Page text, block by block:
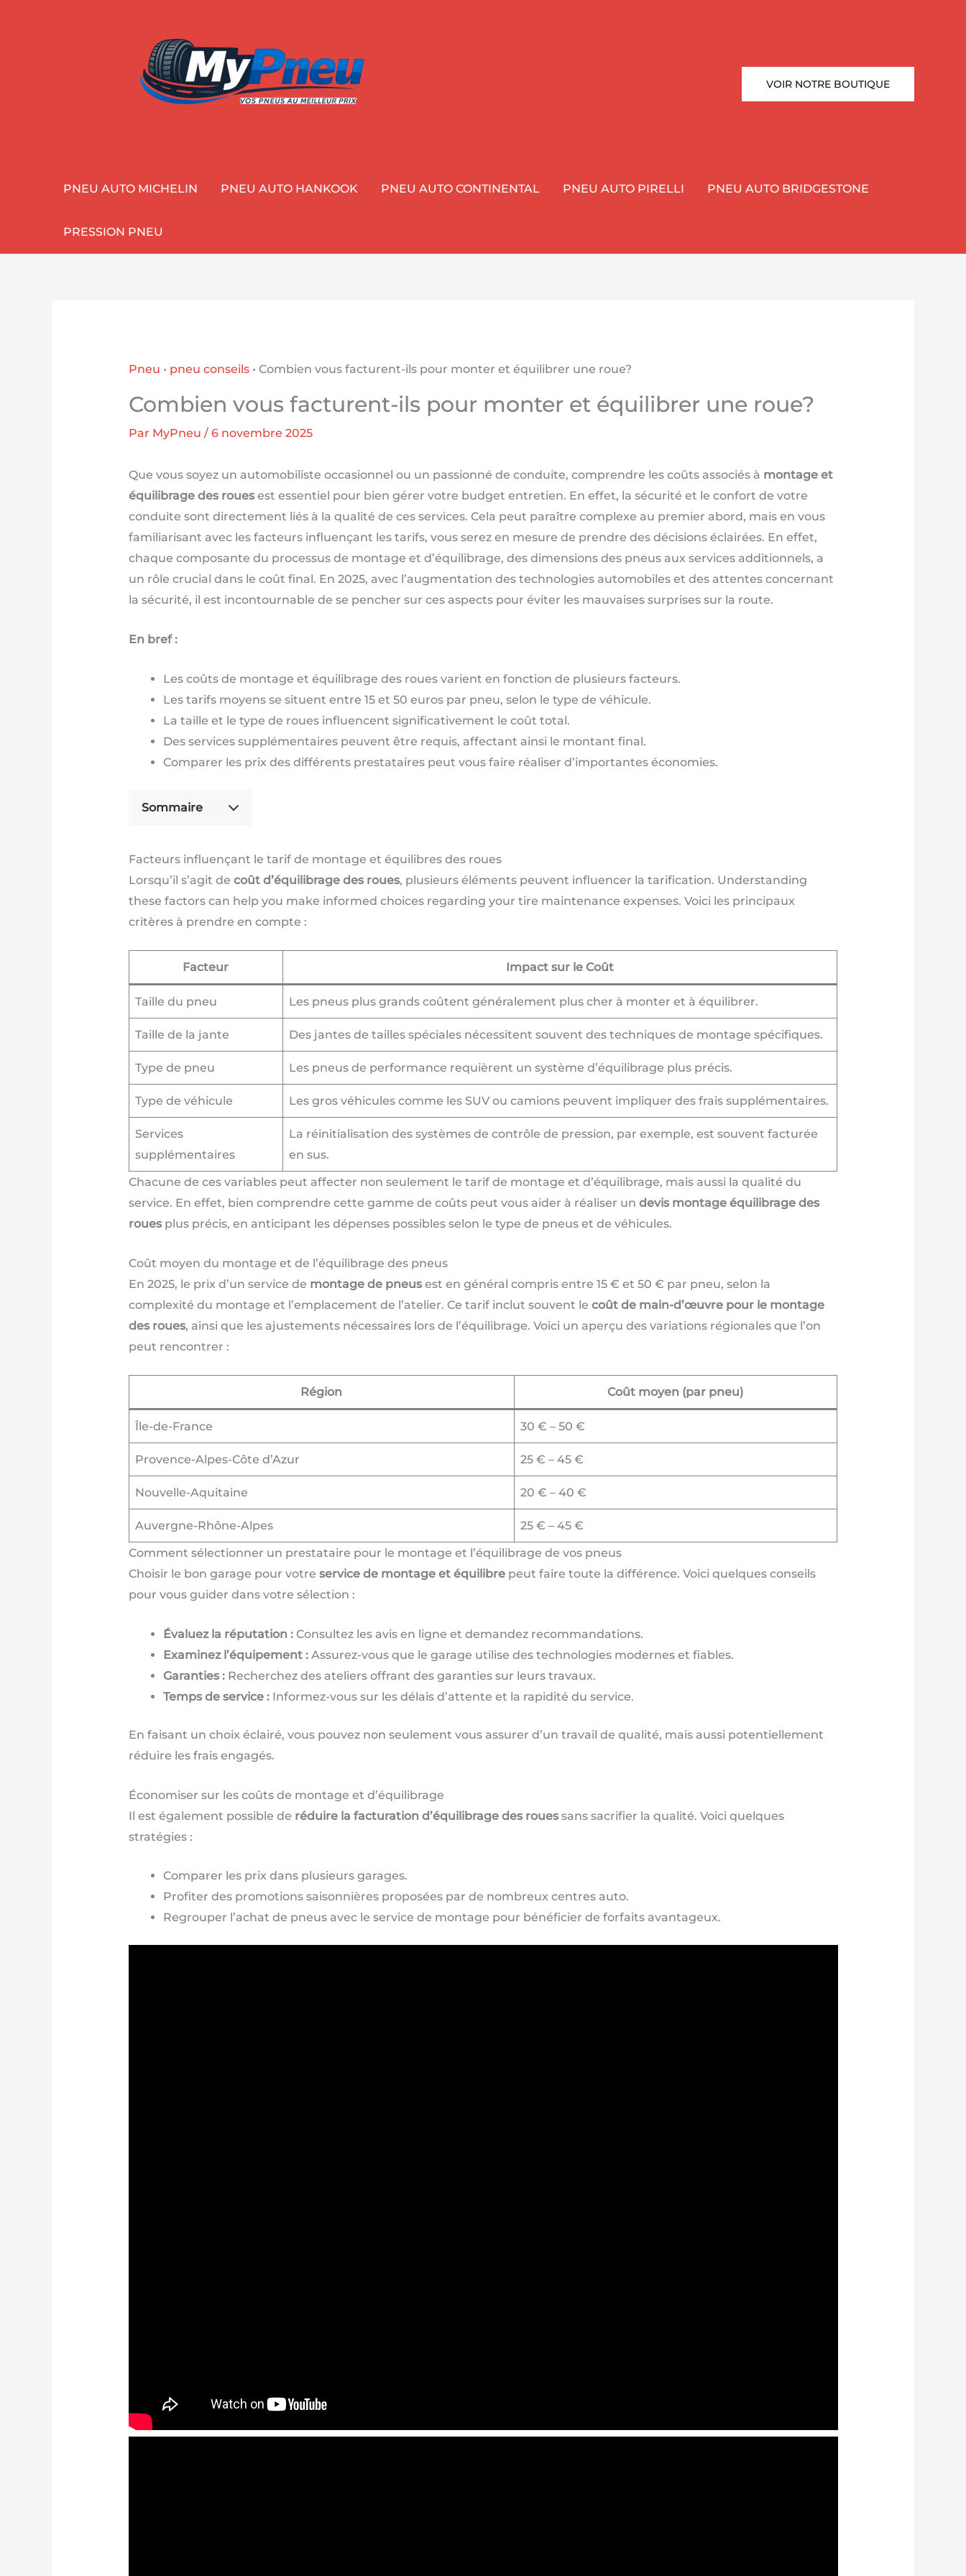
VOIR NOTRE BOUTIQUE
PNEU AUTO MICHELIN PNEU AUTO HANKOOK PNEU AUTO CONTINENTAL PNEU AUTO PIRELLI PNEU AUTO BRIDGESTONE
PRESSION PNEU
Pneu • pneu conseils• Combien vous facturent-ils pour monter et équilibrer une roue?
Combien vous facturent-ils pour monter et équilibrer une roue?
Par MyPneu / 6 novembre 2025
Que vous soyez un automobiliste occasionnel ou un passionné de conduite, comprendre les coûts associés à montage et
équilibrage des rouesest essentiel pour bien gérer votre budget entretien. En effet, la sécurité et le confort de votre
conduite sont directement liés à la qualité de ces services. Cela peut paraître complexe au premier abord, mais en vous
familiarisant avec les facteurs influençant les tarifs, vous serez en mesure de prendre des décisions éclairées. En effet,
chaque composante du processus de montage et d’équilibrage, des dimensions des pneus aux services additionnels, a
un rôle crucial dans le coût final. En 2025, avec l’augmentation des technologies automobiles et des attentes concernant
la sécurité, il est incontournable de se pencher sur ces aspects pour éviter les mauvaises surprises sur la route.
En bref :
Les coûts de montage et équilibrage des roues varient en fonction de plusieurs facteurs.
Les tarifs moyens se situent entre 15 et 50 euros par pneu, selon le type de véhicule.
La taille et le type de roues influencent significativement le coût total.
Des services supplémentaires peuvent être requis, affectant ainsi le montant final.
Comparer les prix des différents prestataires peut vous faire réaliser d’importantes économies.
Sommaire
Facteurs influençant le tarif de montage et équilibres des roues
Lorsqu’il s’agit de coût d’équilibrage des roues, plusieurs éléments peuvent influencer la tarification. Understanding
these factors can help you make informed choices regarding your tire maintenance expenses. Voici les principaux
critères à prendre en compte :
Facteur Impact sur le Coût
Taille du pneu Les pneus plus grands coûtent généralement plus cher à monter et à équilibrer.
Taille de la jante Des jantes de tailles spéciales nécessitent souvent des techniques de montage spécifiques.
Type de pneu Les pneus de performance requièrent un système d’équilibrage plus précis.
Type de véhicule Les gros véhicules comme les SUV ou camions peuvent impliquer des frais supplémentaires.
Services
supplémentaires
La réinitialisation des systèmes de contrôle de pression, par exemple, est souvent facturée
en sus.
Chacune de ces variables peut affecter non seulement le tarif de montage et d’équilibrage, mais aussi la qualité du
service. En effet, bien comprendre cette gamme de coûts peut vous aider à réaliser un devis montage équilibrage des
rouesplus précis, en anticipant les dépenses possibles selon le type de pneus et de véhicules.
Coût moyen du montage et de l’équilibrage des pneus
En 2025, le prix d’un service de montage de pneusest en général compris entre 15 € et 50 € par pneu, selon la
complexité du montage et l’emplacement de l’atelier. Ce tarif inclut souvent le coût de main-d’œuvre pour le montage
des roues, ainsi que les ajustements nécessaires lors de l’équilibrage. Voici un aperçu des variations régionales que l’on
peut rencontrer :
Région Coût moyen (par pneu)
Île-de-France 30 € – 50 €
Provence-Alpes-Côte d’Azur 25 € – 45 €
Nouvelle-Aquitaine 20 € – 40 €
Auvergne-Rhône-Alpes
25 € – 45 €
Comment sélectionner un prestataire pour le montage et l’équilibrage de vos pneus
Choisir le bon garage pour votre service de montage et équilibrepeut faire toute la différence. Voici quelques conseils
pour vous guider dans votre sélection :
Évaluez la réputation :Consultez les avis en ligne et demandez recommandations.
Examinez l’équipement :Assurez-vous que le garage utilise des technologies modernes et fiables.
Garanties :Recherchez des ateliers offrant des garanties sur leurs travaux.
Temps de service :Informez-vous sur les délais d’attente et la rapidité du service.
En faisant un choix éclairé, vous pouvez non seulement vous assurer d’un travail de qualité, mais aussi potentiellement
réduire les frais engagés.
Économiser sur les coûts de montage et d’équilibrage
Il est également possible de réduire la facturation d’équilibrage des rouessans sacrifier la qualité. Voici quelques
stratégies :
Comparer les prix dans plusieurs garages.
Profiter des promotions saisonnières proposées par de nombreux centres auto.
Regrouper l’achat de pneus avec le service de montage pour bénéficier de forfaits avantageux.